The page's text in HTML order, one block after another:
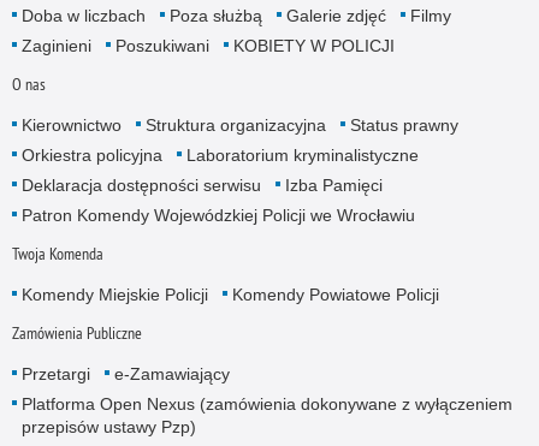
Doba w liczbach
Poza służbą Galerie zdjęć
Filmy
Zaginieni
Poszukiwani KOBIETY W POLICJI
O nas
Kierownictwo Struktura organizacyjna
Status prawny
Orkiestra policyjna
Laboratorium kryminalistyczne
Deklaracja dostępności serwisu
Izba Pamięci
Patron Komendy Wojewódzkiej Policji we Wrocławiu
Twoja Komenda
Komendy Miejskie Policji Komendy Powiatowe Policji
Zamówienia Publiczne
Przetargi
e-Zamawiający
Platforma Open Nexus (zamówienia dokonywane z wyłączeniem
przepisów ustawy Pzp)